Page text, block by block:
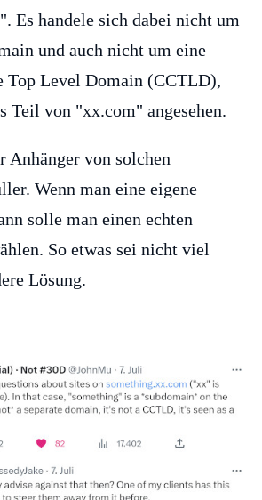
Es handele sich dabei nicht um
und auch nicht um eine
Top Level Domain (CCTLD),
Teil von "xx.com" angesehen.
Anhänger von solchen
Wenn man eine eigene
solle man einen echten
So etwas sei nicht viel
Lösung.